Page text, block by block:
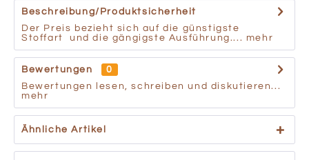
Beschreibung/Produktsicherheit
Der Preis bezieht sich auf die günstigste
Stoffart und die gängigste Ausführung.... mehr
Bewertungen
0
Bewertungen lesen, schreiben und diskutieren...
mehr
Ähnliche Artikel